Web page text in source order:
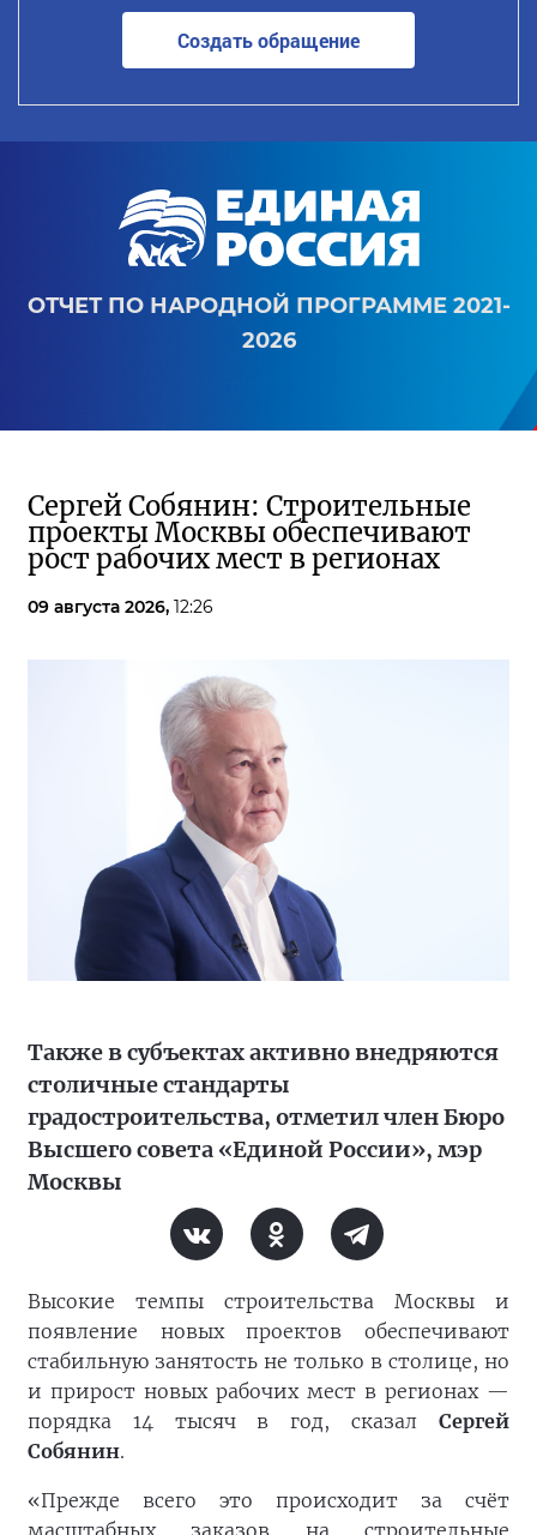
Создать обращение
ОТЧЕТ ПО НАРОДНОЙ ПРОГРАММЕ 2021-
2026
Сергей Собянин: Строительные
проекты Москвы обеспечивают
рост рабочих мест в регионах
09 августа 2026, 12:26
Также в субъектах активно внедряются
столичные стандарты
градостроительства, отметил член Бюро
Высшего совета «Единой России», мэр
Москвы
Высокие темпы строительства Москвы и
появление новых проектов обеспечивают
стабильную занятость не только в столице, но
и прирост новых рабочих мест в регионах —
порядка 14 тысяч в год, сказал Сергей
Собянин.
«Прежде всего это происходит за счёт